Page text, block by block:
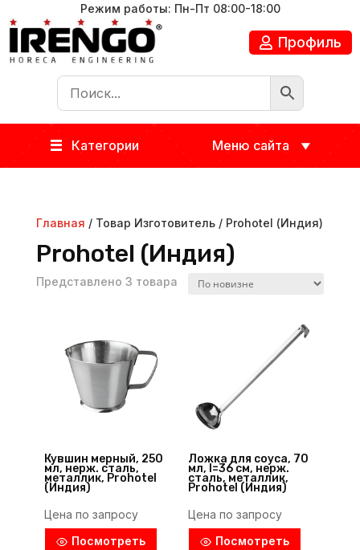
Режим работы: Пн-Пт 08:00-18:00
Профиль
Категории Меню сайта
Главная / Товар Изготовитель / Prohotel (Индия)
Prohotel (Индия)
Представлено 3 товара
Кувшин мерный, 250
мл, нерж. сталь,
металлик, Prohotel
(Индия)
Цена по запросу
Посмотреть
Ложка для соуса, 70
мл, l=36 см, нерж.
сталь, металлик,
Prohotel (Индия)
Цена по запросу
Посмотреть